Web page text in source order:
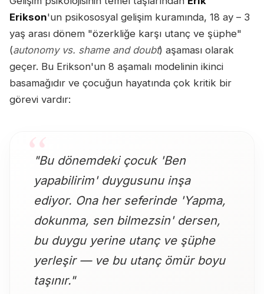
Erikson'un psikososyal gelişim kuramında, 18 ay – 3
yaş arası dönem "özerkliğe karşı utanç ve şüphe"
(autonomy vs. shame and doubt) aşaması olarak
geçer. Bu Erikson'un 8 aşamalı modelinin ikinci
basamağıdır ve çocuğun hayatında çok kritik bir
görevi vardır:
"Bu dönemdeki çocuk 'Ben
yapabilirim' duygusunu inşa
ediyor. Ona her seferinde 'Yapma,
dokunma, sen bilmezsin' dersen,
bu duygu yerine utanç ve şüphe
yerleşir — ve bu utanç ömür boyu
taşınır."